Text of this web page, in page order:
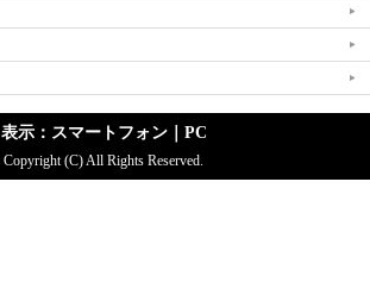
表示：スマートフォン｜ PC
Copyright (C) All Rights Reserved.